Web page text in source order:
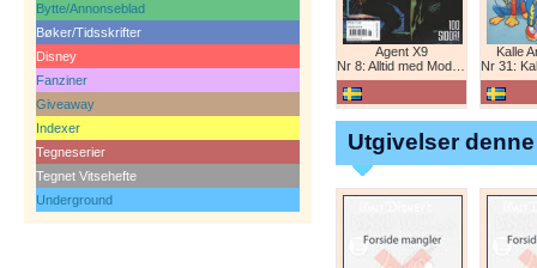
Bytte/Annonseblad
Bøker/Tidsskrifter
Disney
Fanziner
Giveaway
Indexer
Tegneserier
Tegnet Vitsehefte
Underground
Agent X9
Nr 8: Alltid med Modesty Blaise
Kalle
Nr 31:
Utgivelser